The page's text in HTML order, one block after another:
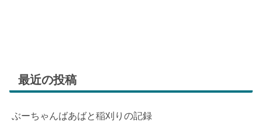
最近の投稿
ぶーちゃんばあばと稲刈りの記録